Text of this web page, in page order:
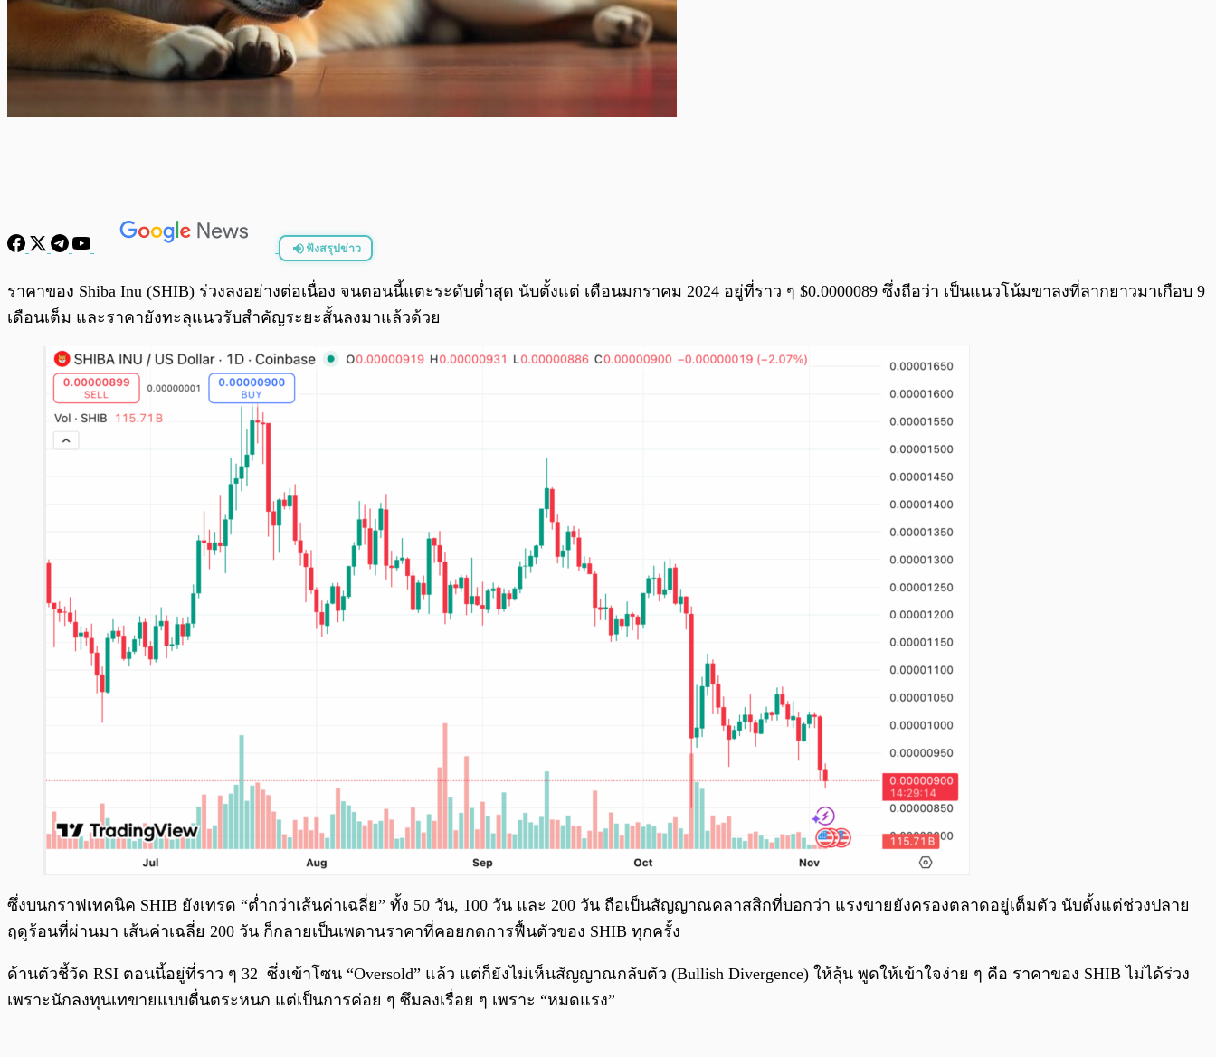
ฟังสรุปข่าว
พร้อมเล่น
ราคาของ Shiba Inu (SHIB) ร่วงลงอย่างต่อเนื่อง จนตอนนี้แตะระดับต่ำสุด นับตั้งแต่ เดือนมกราคม 2024 อยู่ที่ราว ๆ $0.0000089 ซึ่งถือว่า เป็นแนวโน้มขาลงที่ลากยาวมาเกือบ 9
เดือนเต็ม และราคายังทะลุแนวรับสำคัญระยะสั้นลงมาแล้วด้วย
ซึ่งบนกราฟเทคนิค SHIB ยังเทรด “ต่ำกว่าเส้นค่าเฉลี่ย” ทั้ง 50 วัน, 100 วัน และ 200 วัน ถือเป็นสัญญาณคลาสสิกที่บอกว่า แรงขายยังครองตลาดอยู่เต็มตัว นับตั้งแต่ช่วงปลาย
ฤดูร้อนที่ผ่านมา เส้นค่าเฉลี่ย 200 วัน ก็กลายเป็นเพดานราคาที่คอยกดการฟื้นตัวของ SHIB ทุกครั้ง
ด้านตัวชี้วัด RSI ตอนนี้อยู่ที่ราว ๆ 32 ซึ่งเข้าโซน “Oversold” แล้ว แต่ก็ยังไม่เห็นสัญญาณกลับตัว (Bullish Divergence) ให้ลุ้น พูดให้เข้าใจง่าย ๆ คือ ราคาของ SHIB ไม่ได้ร่วง
เพราะนักลงทุนเทขายแบบตื่นตระหนก แต่เป็นการค่อย ๆ ซึมลงเรื่อย ๆ เพราะ “หมดแรง”